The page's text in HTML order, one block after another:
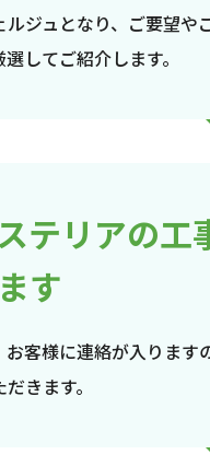
ジュとなり、ご要望や
してご紹介します。
テリアの工
す
客様に連絡が入ります
きます。